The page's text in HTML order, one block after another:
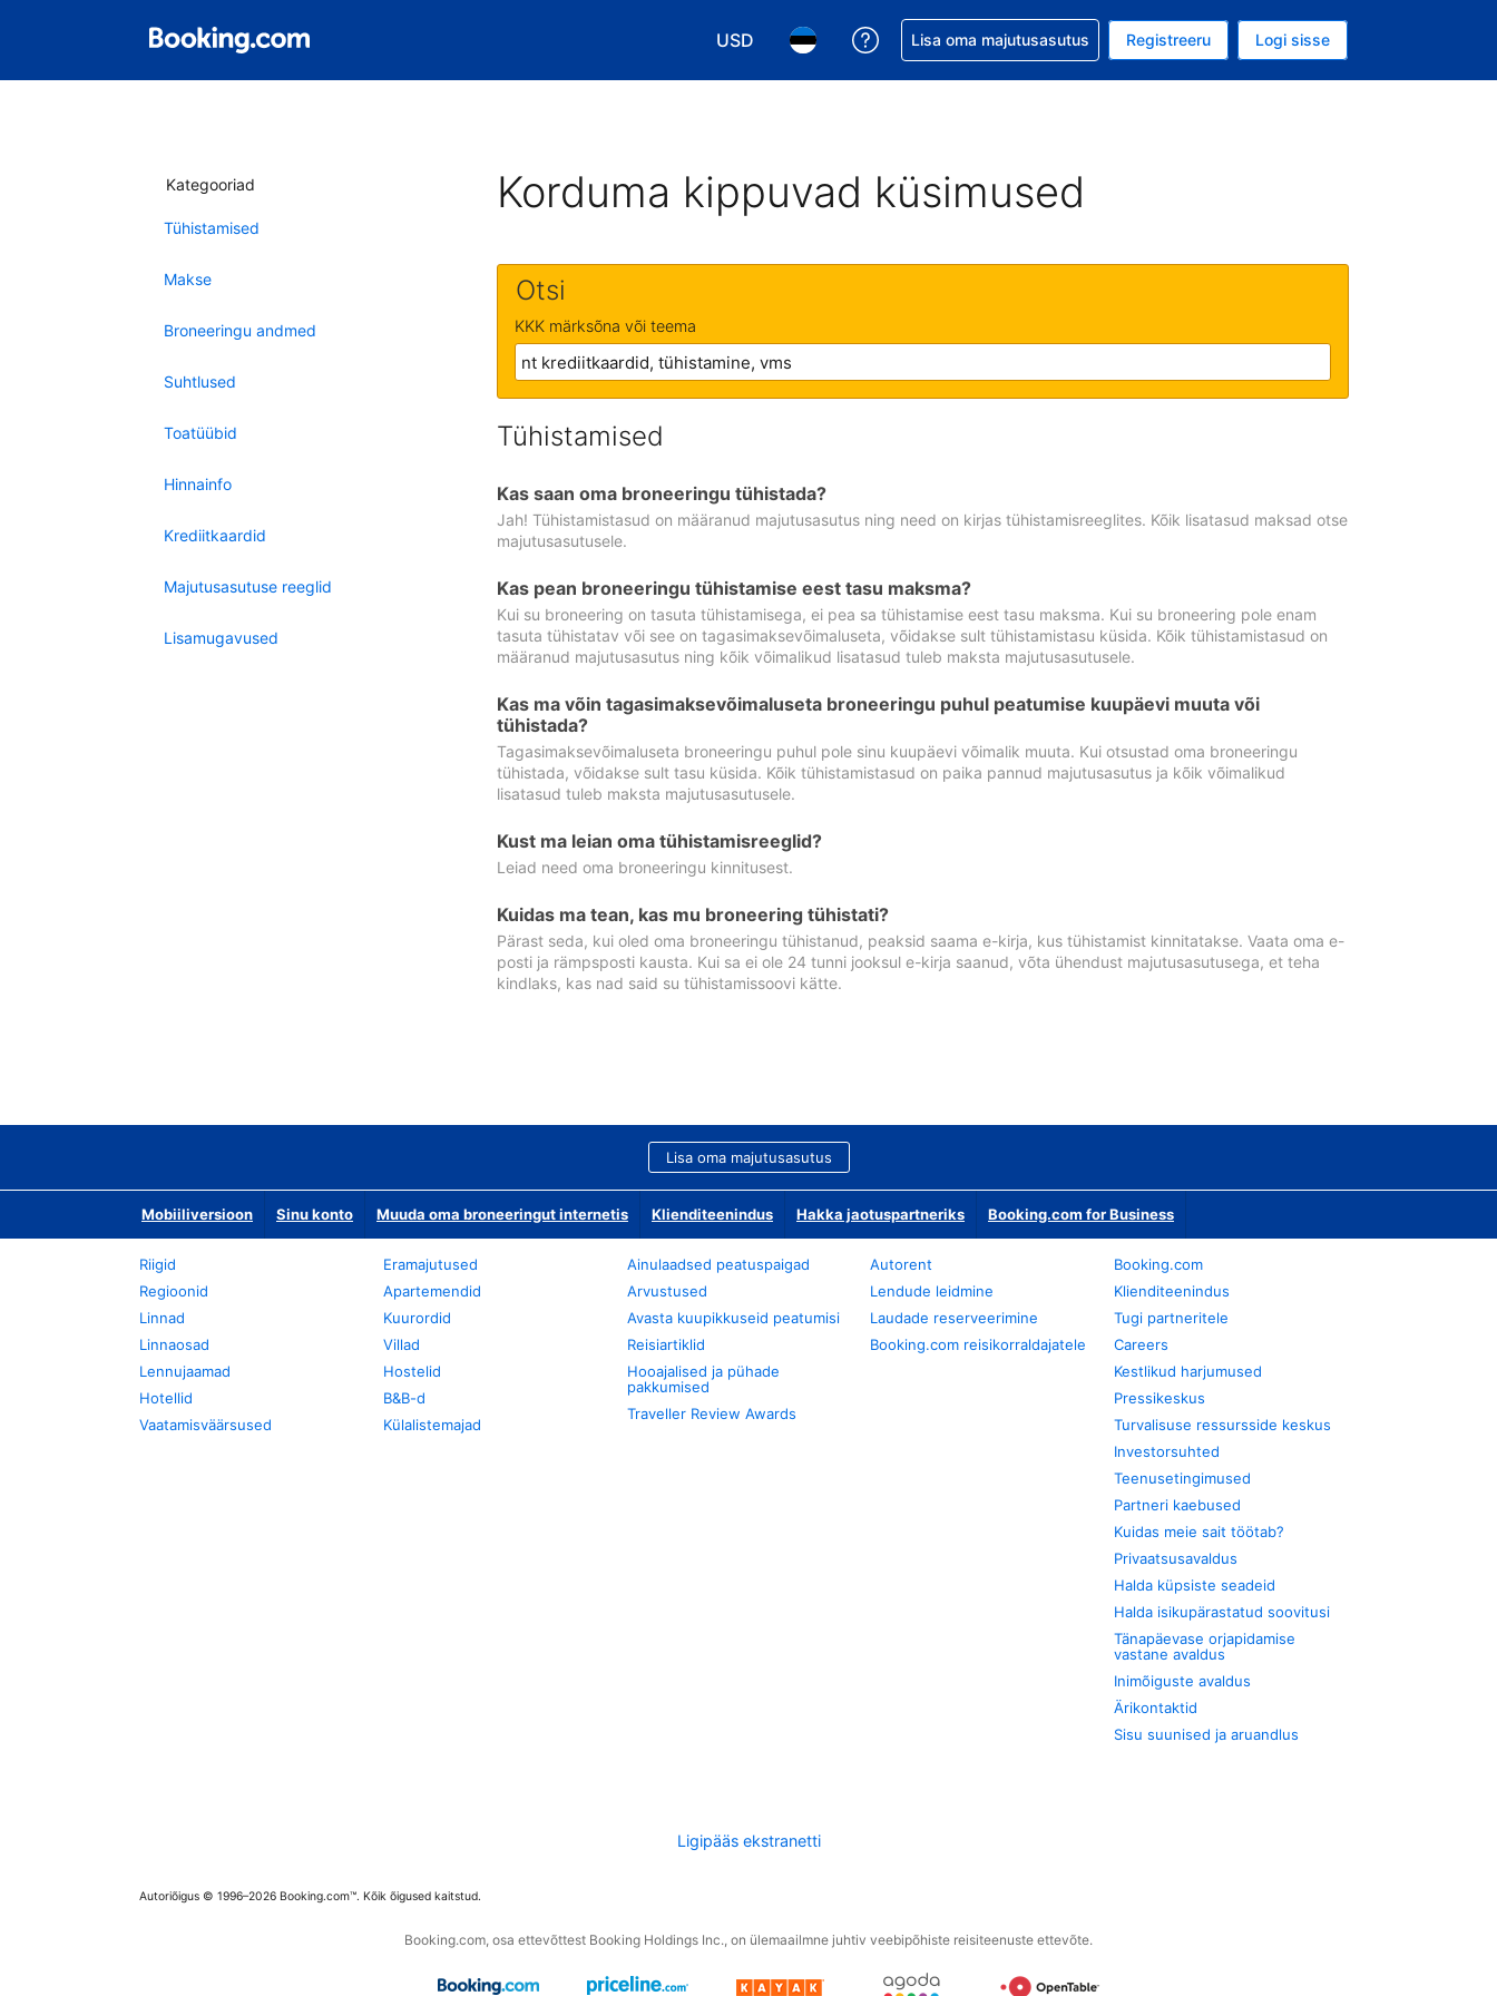
USD
Vali valuuta. Praegune valitud valuuta on USA dollar
Vali keel. Praegune valitud keel on Eesti keeles
Saa broneeringuga abi
Lisa oma majutusasutus Registreeru Logi sisse
Kategooriad
Tühistamised
Makse
Broneeringu andmed
Suhtlused
Toatüübid
Hinnainfo
Krediitkaardid
Majutusasutuse reeglid
Lisamugavused
Korduma kippuvad küsimused
Otsi
KKK märksõna või teema
Tühistamised
Kas saan oma broneeringu tühistada?
Jah! Tühistamistasud on määranud majutusasutus ning need on kirjas tühistamisreeglites. Kõik lisatasud maksad otse
majutusasutusele.
Kas pean broneeringu tühistamise eest tasu maksma?
Kui su broneering on tasuta tühistamisega, ei pea sa tühistamise eest tasu maksma. Kui su broneering pole enam
tasuta tühistatav või see on tagasimaksevõimaluseta, võidakse sult tühistamistasu küsida. Kõik tühistamistasud on
määranud majutusasutus ning kõik võimalikud lisatasud tuleb maksta majutusasutusele.
Kas ma võin tagasimaksevõimaluseta broneeringu puhul peatumise kuupäevi muuta või
tühistada?
Tagasimaksevõimaluseta broneeringu puhul pole sinu kuupäevi võimalik muuta. Kui otsustad oma broneeringu
tühistada, võidakse sult tasu küsida. Kõik tühistamistasud on paika pannud majutusasutus ja kõik võimalikud
lisatasud tuleb maksta majutusasutusele.
Kust ma leian oma tühistamisreeglid?
Leiad need oma broneeringu kinnitusest.
Kuidas ma tean, kas mu broneering tühistati?
Pärast seda, kui oled oma broneeringu tühistanud, peaksid saama e-kirja, kus tühistamist kinnitatakse. Vaata oma e-
posti ja rämpsposti kausta. Kui sa ei ole 24 tunni jooksul e-kirja saanud, võta ühendust majutusasutusega, et teha
kindlaks, kas nad said su tühistamissoovi kätte.
Lisa oma majutusasutus
Mobiiliversioon Sinu konto Muuda oma broneeringut internetis Klienditeenindus Hakka jaotuspartneriks Booking.com for Business
Riigid
Regioonid
Linnad
Linnaosad
Lennujaamad
Hotellid
Vaatamisväärsused
Eramajutused
Apartemendid
Kuurordid
Villad
Hostelid
B&B-d
Külalistemajad
Ainulaadsed peatuspaigad
Arvustused
Avasta kuupikkuseid peatumisi
Reisiartiklid
Hooajalised ja pühade
pakkumised
Traveller Review Awards
Autorent
Lendude leidmine
Laudade reserveerimine
Booking.com reisikorraldajatele
Booking.com
Klienditeenindus
Tugi partneritele
Careers
Kestlikud harjumused
Pressikeskus
Turvalisuse ressursside keskus
Investorsuhted
Teenusetingimused
Partneri kaebused
Kuidas meie sait töötab?
Privaatsusavaldus
Halda küpsiste seadeid
Halda isikupärastatud soovitusi
Tänapäevase orjapidamise
vastane avaldus
Inimõiguste avaldus
Ärikontaktid
Sisu suunised ja aruandlus
Ligipääs ekstranetti
Autoriõigus © 1996–2026 Booking.com™. Kõik õigused kaitstud.
Booking.com, osa ettevõttest Booking Holdings Inc., on ülemaailmne juhtiv veebipõhiste reisiteenuste ettevõte.